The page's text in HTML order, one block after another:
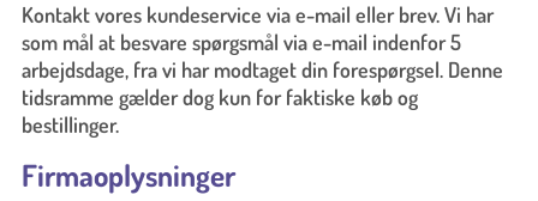
Kontakt vores kundeservice via e-mail eller brev. Vi har
som mål at besvare spørgsmål via e-mail indenfor 5
arbejdsdage, fra vi har modtaget din forespørgsel. Denne
tidsramme gælder dog kun for faktiske køb og
bestillinger.
Firmaoplysninger